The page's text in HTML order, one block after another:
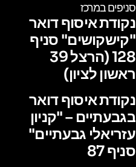
סניפים במרכז
נקודת איסוף דואר
"קישקושים" סניף
128 (הרצל 39
ראשון לציון)
נקודת איסוף דואר
בגבעתיים – "קניון
עזריאלי גבעתיים"
סניף 87